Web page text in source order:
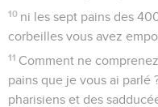
10 ni les sept pains des
corbeilles vous avez
11 Comment ne
pains que je vous ai parlé
pharisiens et des